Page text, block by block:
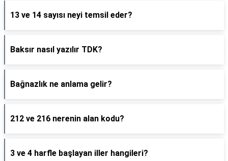
13 ve 14 sayısı neyi temsil eder?
Baksır nasıl yazılır TDK?
Bağnazlık ne anlama gelir?
212 ve 216 nerenin alan kodu?
3 ve 4 harfle başlayan iller hangileri?